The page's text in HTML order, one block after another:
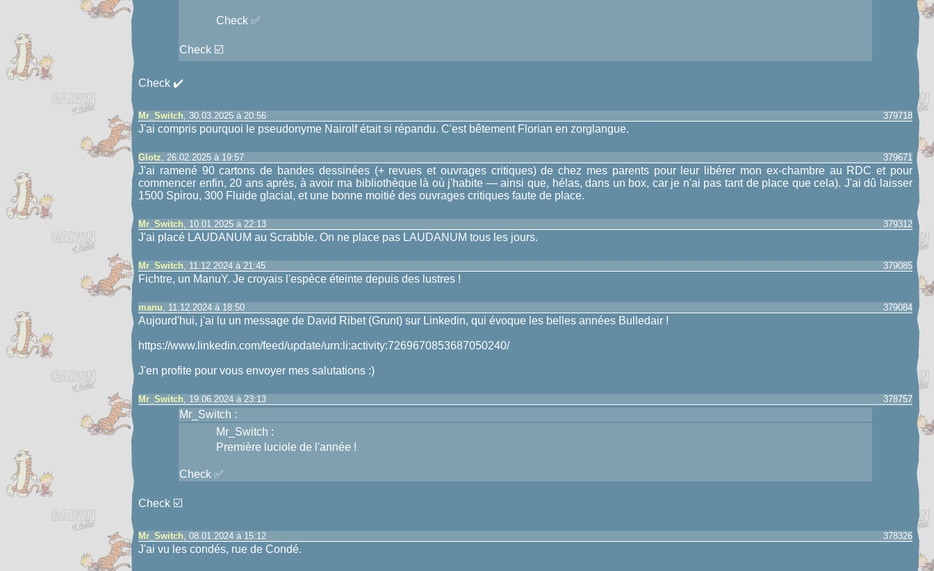
Check ✅
Check ☑️
Check ✔️
Mr_Switch, 30.03.2025 à 20:56 379718
J'ai compris pourquoi le pseudonyme Nairolf était si répandu. C'est bêtement Florian en zorglangue.
Glotz, 26.02.2025 à 19:57 379671
J'ai ramené 90 cartons de bandes dessinées (+ revues et ouvrages critiques) de chez mes parents pour leur libérer mon ex-chambre au RDC et pour
commencer enfin, 20 ans après, à avoir ma bibliothèque là où j'habite — ainsi que, hélas, dans un box, car je n'ai pas tant de place que cela). J'ai dû laisser
1500 Spirou, 300 Fluide glacial, et une bonne moitié des ouvrages critiques faute de place.
Mr_Switch, 10.01.2025 à 22:13 379312
J'ai placé LAUDANUM au Scrabble. On ne place pas LAUDANUM tous les jours.
Mr_Switch, 11.12.2024 à 21:45 379085
Fichtre, un ManuY. Je croyais l'espèce éteinte depuis des lustres !
manu, 11.12.2024 à 18:50 379084
Aujourd'hui, j'ai lu un message de David Ribet (Grunt) sur Linkedin, qui évoque les belles années Bulledair !
https://www.linkedin.com/feed/update/urn:li:activity:7269670853687050240/
J'en profite pour vous envoyer mes salutations :)
Mr_Switch, 19.06.2024 à 23:13 378757
Mr_Switch :
Mr_Switch :
Première luciole de l'année !
Check ✅
Check ☑️
Mr_Switch, 08.01.2024 à 15:12 378326
J'ai vu les condés, rue de Condé.